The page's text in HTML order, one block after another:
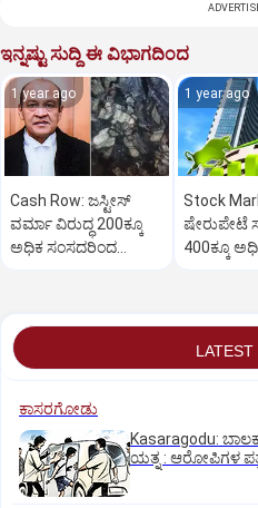
ಇನ್ನಷ್ಟು ಸುದ್ದಿ ಈ ವಿಭಾಗದಿಂದ
1 year ago
Cash Row: ಜಸ್ಟೀಸ್‌
ವರ್ಮಾ ವಿರುದ್ಧ 200ಕ್ಕೂ
ಅಧಿಕ ಸಂಸದರಿಂದ
1 year ago
Stock
ಷೇರುಪೇಟೆ
400ಕ್ಕೂ
LATEST
ಕಾಸರಗೋಡು
Kasaragodu:
ಯತ್ನ : ಆರೋಪಿಗಳ